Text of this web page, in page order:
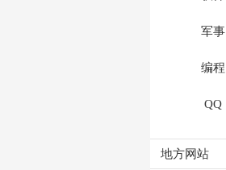
军事
编程
QQ
地方网站